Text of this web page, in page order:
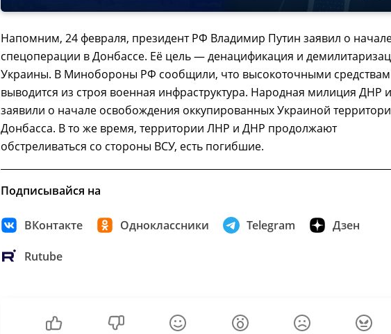
Напомним, 24 февраля, президент РФ Владимир Путин заявил о
спецоперации в Донбассе. Её цель — денацификация и
Украины. В Минобороны РФ сообщили, что высокоточными
выводится из строя военная инфраструктура. Народная милиция ДНР
заявили о начале освобождения оккупированных Украиной
Донбасса. В то же время, территории ЛНР и ДНР продолжают
обстреливаться со стороны ВСУ, есть погибшие.
Подписывайся на
ВКонтакте Одноклассники Telegram Дзен
Rutube